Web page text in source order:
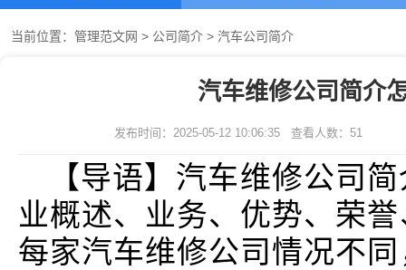
当前位置： 管理范文网 > 公司简介 > 汽车公司简介
汽车维修公司简介
发布时间：2025-05-12 10:06:35 查看人数： 51
【导语】汽车维修公司
业概述、业务、优势、荣
每家汽车维修公司情况不